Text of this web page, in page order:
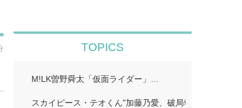
TOPICS
M!LK曽野舜太「仮面ライダー」…
スカイピース・テオくん"加藤乃愛、破局報告「どちら